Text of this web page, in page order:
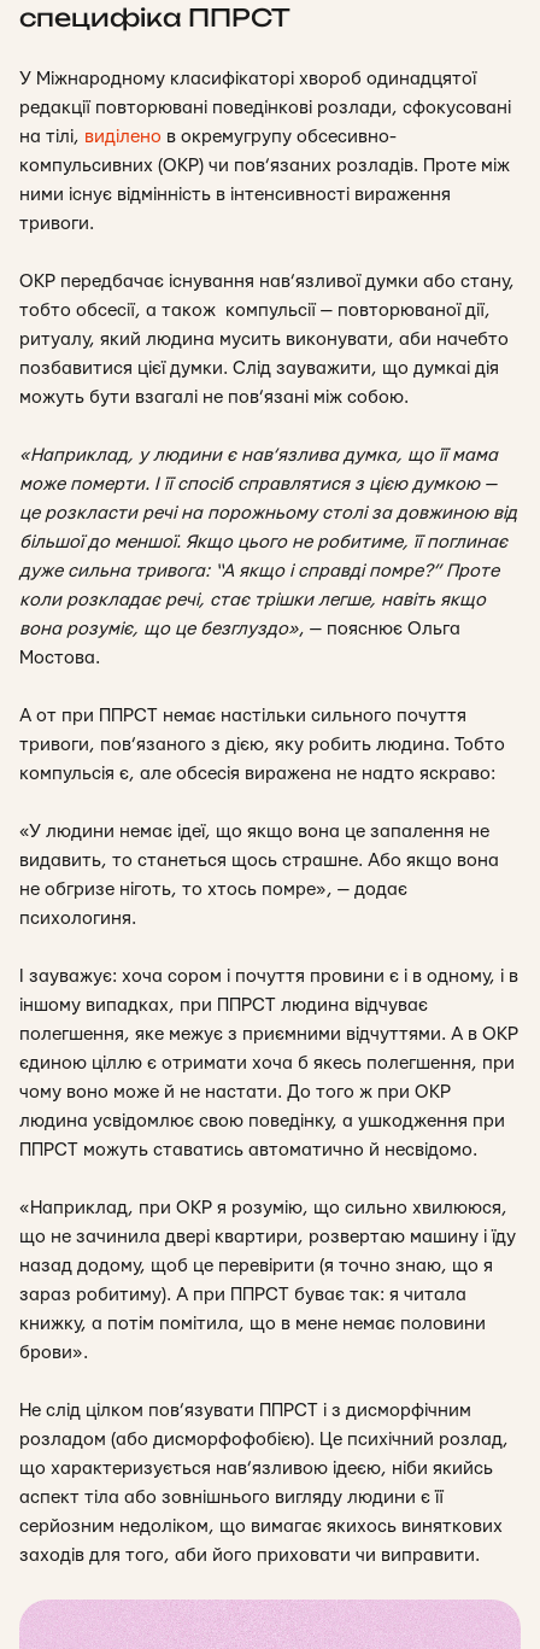
специфіка ППРСТ
У Міжнародному класифікаторі хвороб одинадцятої
редакції повторювані поведінкові розлади, сфокусовані
на тілі, виділено в окремугрупу обсесивно-
компульсивних (ОКР) чи пов’язаних розладів. Проте між
ними існує відмінність в інтенсивності вираження
тривоги.
ОКР передбачає існування нав’язливої думки або стану,
тобто обсесії, а також компульсії— повторюваної дії,
ритуалу, який людина мусить виконувати, аби начебто
позбавитися цієї думки. Слід зауважити, що думкаі дія
можуть бути взагалі не пов’язані між собою.
«Наприклад, у людини є нав’язлива думка, що її мама
може померти. І її спосіб справлятися з цією думкою —
це розкласти речі на порожньому столі за довжиною від
більшої до меншої. Якщо цього не робитиме, її поглинає
дуже сильна тривога: “А якщо і справді помре?” Проте
коли розкладає речі, стає трішки легше, навіть якщо
вона розуміє, що це безглуздо», — пояснює Ольга
Мостова.
А от при ППРСТ немає настільки сильного почуття
тривоги, пов’язаного з дією, яку робить людина. Тобто
компульсія є, але обсесія виражена не надто яскраво:
«У людини немає ідеї, що якщо вона це запалення не
видавить, то станеться щось страшне. Або якщо вона
не обгризе ніготь, то хтось помре», — додає
психологиня.
І зауважує: хоча сором і почуття провини є і в одному, і в
іншому випадках, при ППРСТ людина відчуває
полегшення, яке межує з приємними відчуттями. А в ОКР
єдиною ціллю є отримати хоча б якесь полегшення, при
чому воно може й не настати. До того ж при ОКР
людина усвідомлює свою поведінку, а ушкодження при
ППРСТ можуть ставатись автоматично й несвідомо.
« Наприклад, при ОКР я розумію, що сильно хвилююся,
що не зачинила двері квартири, розвертаю машину і їду
назад додому, щоб це перевірити (я точно знаю, що я
зараз робитиму). А при ППРСТ буває так: я читала
книжку, а потім помітила, що в мене немає половини
брови».
Не слід цілком пов’язувати ППРСТ і з дисморфічним
розладом (або дисморфофобією). Це психічний розлад,
що характеризується нав’язливою ідеєю, ніби якийсь
аспект тіла або зовнішнього вигляду людини є її
серйозним недоліком, що вимагає якихось виняткових
заходів для того, аби його приховати чи виправити.